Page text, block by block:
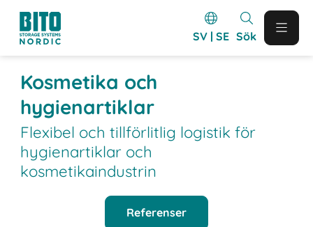
SV | SE Sök
Kosmetika och
hygienartiklar
Flexibel och tillförlitlig logistik för
hygienartiklar och
kosmetikaindustrin
Referenser